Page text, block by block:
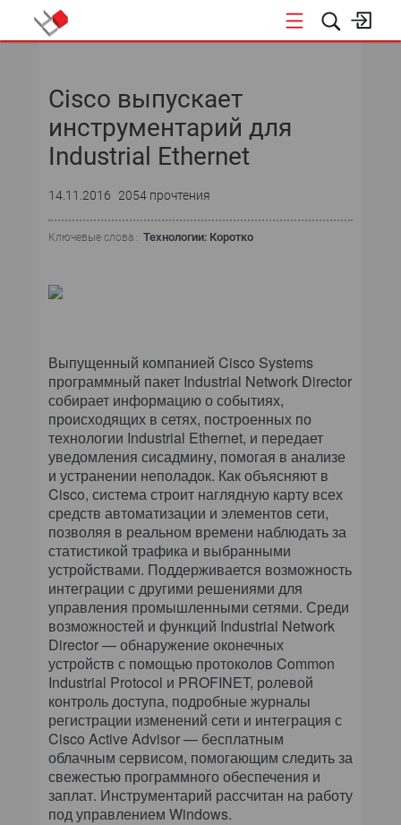
Cisco выпускает
инструментарий для
Industrial Ethernet
14.11.2016 2054 прочтения
Ключевые слова : Технологии: Коротко
Выпущенный компанией Cisco Systems
программный пакет Industrial Network Director
собирает информацию о событиях,
происходящих в сетях, построенных по
технологии Industrial Ethernet, и передает
уведомления сисадмину, помогая в анализе
и устранении неполадок. Как объясняют в
Cisco, система строит наглядную карту всех
средств автоматизации и элементов сети,
позволяя в реальном времени наблюдать за
статистикой трафика и выбранными
устройствами. Поддерживается возможность
интеграции с другими решениями для
управления промышленными сетями. Среди
возможностей и функций Industrial Network
Director — обнаружение оконечных
устройств с помощью протоколов Common
Industrial Protocol и PROFINET, ролевой
контроль доступа, подробные журналы
регистрации изменений сети и интеграция с
Cisco Active Advisor — бесплатным
облачным сервисом, помогающим следить за
свежестью программного обеспечения и
заплат. Инструментарий рассчитан на работу
под управлением Windows.